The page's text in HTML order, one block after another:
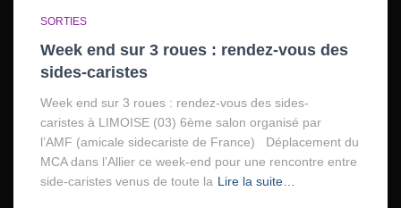
SORTIES
Week end sur 3 roues : rendez-vous des
sides-caristes
Week end sur 3 roues : rendez-vous des sides-
caristes à LIMOISE (03) 6ème salon organisé par
l’AMF (amicale sidecariste de France) Déplacement du
MCA dans l’Allier ce week-end pour une rencontre entre
side-caristes venus de toute la Lire la suite…